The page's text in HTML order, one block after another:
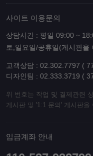
사이트 이용문의
상담시간 : 평일 09:00 ~
토,일요일/공휴일(게시판을
고객상담 : 02.302.7797 (
디자인팀 : 02.333.3719 (
위 번호는 작업 및 결제관련
게시판 및 '1:1 문의' 게시판을
입금계좌 안내